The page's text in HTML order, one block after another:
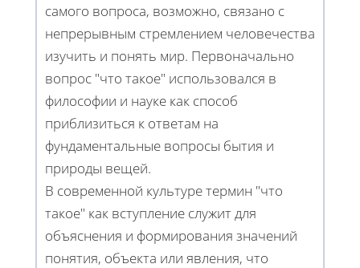
самого вопроса, возможно, связано с
непрерывным стремлением человечества
изучить и понять мир. Первоначально
вопрос "что такое" использовался в
философии и науке как способ
приблизиться к ответам на
фундаментальные вопросы бытия и
природы вещей.
В современной культуре термин "что
такое" как вступление служит для
объяснения и формирования значений
понятия, объекта или явления, что